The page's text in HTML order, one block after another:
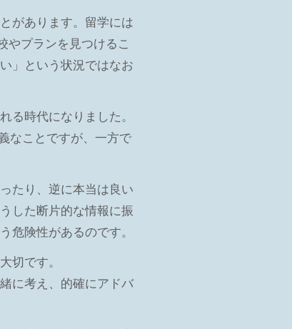
があります。留学には
やプランを見つけるこ
」という状況ではなお
る時代になりました。
なことですが、一方で
たり、逆に本当は良い
した断片的な情報に振
危険性があるのです。
切です。
に考え、的確にアドバ